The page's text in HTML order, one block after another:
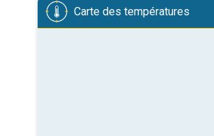
Carte des températures